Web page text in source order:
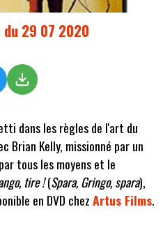
29 07 2020
dans les règles de l'art du
Brian Kelly, missionné par un
tous les moyens et le
tire !(Spara, Gringo, spara),
en DVD chezArtus Films.